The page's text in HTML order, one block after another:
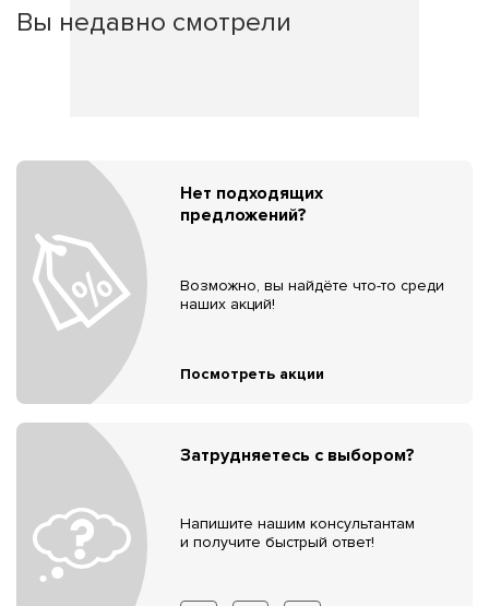
Вы недавно смотрели
Нет подходящих
предложений?
Возможно, вы найдёте что-то среди
наших акций!
Посмотреть акции
Затрудняетесь с выбором?
Напишите нашим консультантам
и получите быстрый ответ!